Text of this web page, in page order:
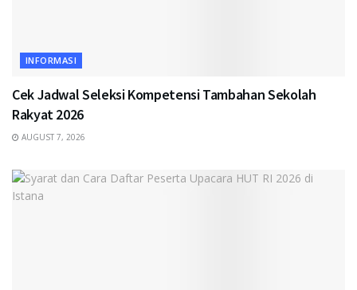
INFORMASI
Cek Jadwal Seleksi Kompetensi Tambahan Sekolah
Rakyat 2026
AUGUST 7, 2026